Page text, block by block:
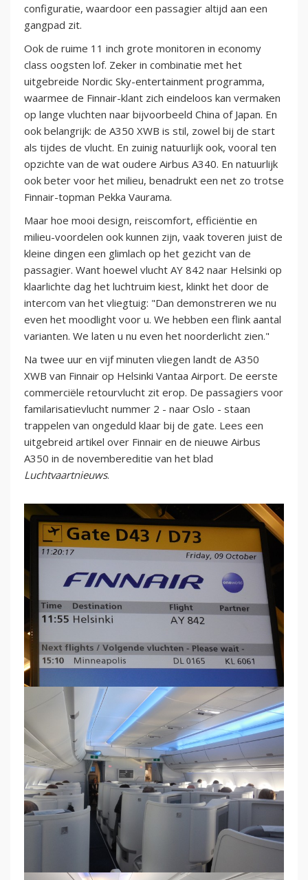
configuratie, waardoor een passagier altijd aan een
gangpad zit.
Ook de ruime 11 inch grote monitoren in economy
class oogsten lof. Zeker in combinatie met het
uitgebreide Nordic Sky-entertainment programma,
waarmee de Finnair-klant zich eindeloos kan vermaken
op lange vluchten naar bijvoorbeeld China of Japan. En
ook belangrijk: de A350 XWB is stil, zowel bij de start
als tijdes de vlucht. En zuinig natuurlijk ook, vooral ten
opzichte van de wat oudere Airbus A340. En natuurlijk
ook beter voor het milieu, benadrukt een net zo trotse
Finnair-topman Pekka Vaurama.
Maar hoe mooi design, reiscomfort, efficiëntie en
milieu-voordelen ook kunnen zijn, vaak toveren juist de
kleine dingen een glimlach op het gezicht van de
passagier. Want hoewel vlucht AY 842 naar Helsinki op
klaarlichte dag het luchtruim kiest, klinkt het door de
intercom van het vliegtuig: "Dan demonstreren we nu
even het moodlight voor u. We hebben een flink aantal
varianten. We laten u nu even het noorderlicht zien."
Na twee uur en vijf minuten vliegen landt de A350
XWB van Finnair op Helsinki Vantaa Airport. De eerste
commerciële retourvlucht zit erop. De passagiers voor
familarisatievlucht nummer 2 - naar Oslo - staan
trappelen van ongeduld klaar bij de gate. Lees een
uitgebreid artikel over Finnair en de nieuwe Airbus
A350 in de novembereditie van het blad
Luchtvaartnieuws.